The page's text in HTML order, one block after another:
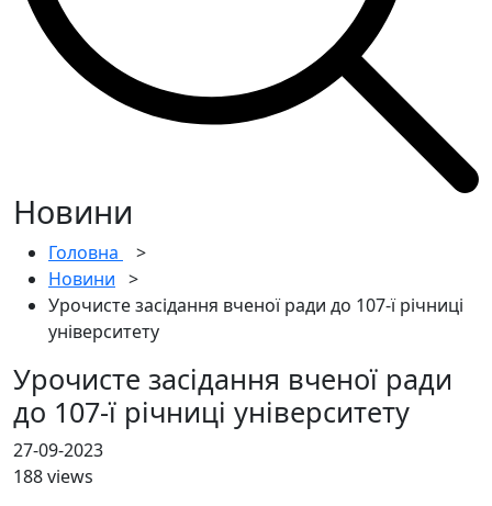
Новини
Головна
>
Новини >
Урочисте засідання вченої ради до 107-ї річниці
університету
Урочисте засідання вченої ради
до 107-ї річниці університету
27-09-2023
188 views